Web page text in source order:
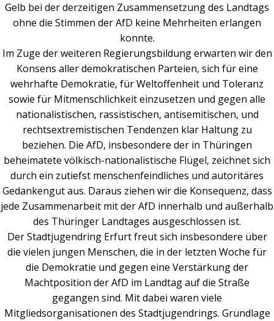
Gelb bei der derzeitigen Zusammensetzung des Landtags
ohne die Stimmen der AfD keine Mehrheiten erlangen
konnte.
Im Zuge der weiteren Regierungsbildung erwarten wir den
Konsens aller demokratischen Parteien, sich für eine
wehrhafte Demokratie, für Weltoffenheit und Toleranz
sowie für Mitmenschlichkeit einzusetzen und gegen alle
nationalistischen, rassistischen, antisemitischen, und
rechtsextremistischen Tendenzen klar Haltung zu
beziehen. Die AfD, insbesondere der in Thüringen
beheimatete völkisch-nationalistische Flügel, zeichnet sich
durch ein zutiefst menschenfeindliches und autoritäres
Gedankengut aus. Daraus ziehen wir die Konsequenz, dass
jede Zusammenarbeit mit der AfD innerhalb und außerhalb
des Thüringer Landtages ausgeschlossen ist.
Der Stadtjugendring Erfurt freut sich insbesondere über
die vielen jungen Menschen, die in der letzten Woche für
die Demokratie und gegen eine Verstärkung der
Machtposition der AfD im Landtag auf die Straße
gegangen sind. Mit dabei waren viele
Mitgliedsorganisationen des Stadtjugendrings. Grundlage